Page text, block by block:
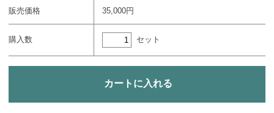
販売価格 35,000円
購入数 セット